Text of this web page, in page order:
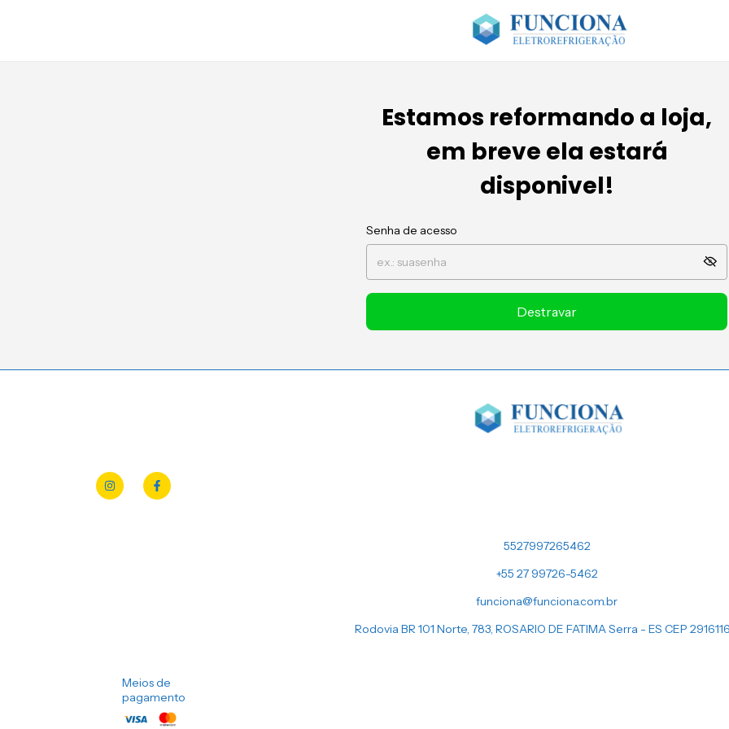
Estamos reformando a loja,
em breve ela estará
disponivel!
Senha de acesso
Destravar
5527997265462
+55 27 99726-5462
funciona@funciona.com.br
Rodovia BR 101 Norte, 783, ROSARIO DE FATIMA Serra - ES CEP
Meios de
pagamento